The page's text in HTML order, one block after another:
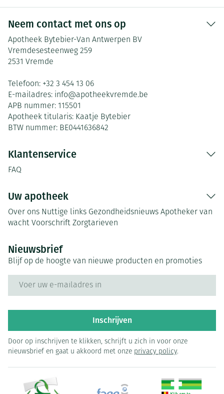
Neem contact met ons op
Apotheek Bytebier-Van Antwerpen BV
Vremdesesteenweg 259
2531 Vremde
Telefoon: +32 3 454 13 06
E-mailadres: info@apotheekvremde.be
APB nummer: 115501
Apotheek titularis: Kaatje Bytebier
BTW nummer: BE0441636842
Klantenservice
FAQ
Uw apotheek
Over ons Nuttige links Gezondheidsnieuws Apotheker van
wacht Voorschrift Zorgtarieven
Nieuwsbrief
Blijf op de hoogte van nieuwe producten en promoties
Inschrijven
Door op inschrijven te klikken, schrijft u zich in voor onze
nieuwsbrief en gaat u akkoord met onze privacy policy.